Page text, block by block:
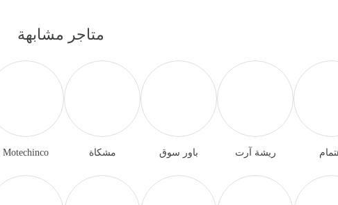
متاجر مشابهة
ريشة آرت باور سوق مشكاة Motechinco